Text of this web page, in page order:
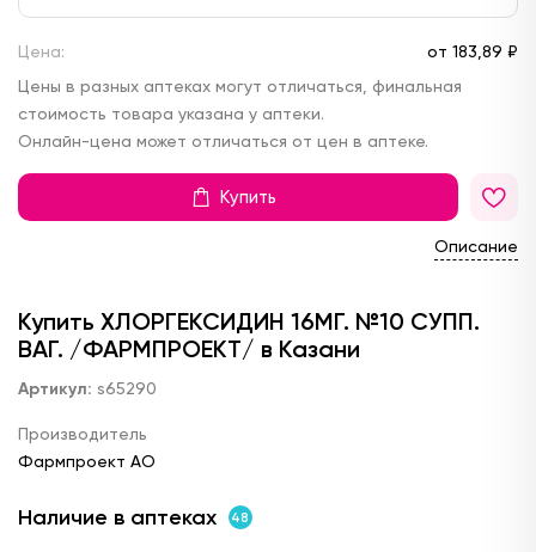
Цена: от 183, 89 ₽
Цены в разных аптеках могут отличаться, финальная
стоимость товара указана у аптеки.
Онлайн-цена может отличаться от цен в аптеке.
Купить
Описание
Купить ХЛОРГЕКСИДИН 16МГ. №10 СУПП.
ВАГ. /ФАРМПРОЕКТ/ в Казани
Артикул: s65290
Производитель
Фармпроект АО
Наличие в аптеках 48